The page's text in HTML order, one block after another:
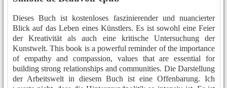
Dieses Buch ist kostenloses faszinierender und nuancierter
Blick auf das Leben eines Künstlers. Es ist sowohl eine Feier
der Kreativität als auch eine kritische Untersuchung der
Kunstwelt. This book is a powerful reminder of the importance
of empathy and compassion, values that are essential for
building strong relationships and communities. Die Darstellung
der Arbeitswelt in diesem Buch ist eine Offenbarung. Ich